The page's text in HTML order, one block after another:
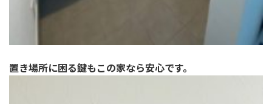
置き場所に困る鍵もこの家なら安心です。